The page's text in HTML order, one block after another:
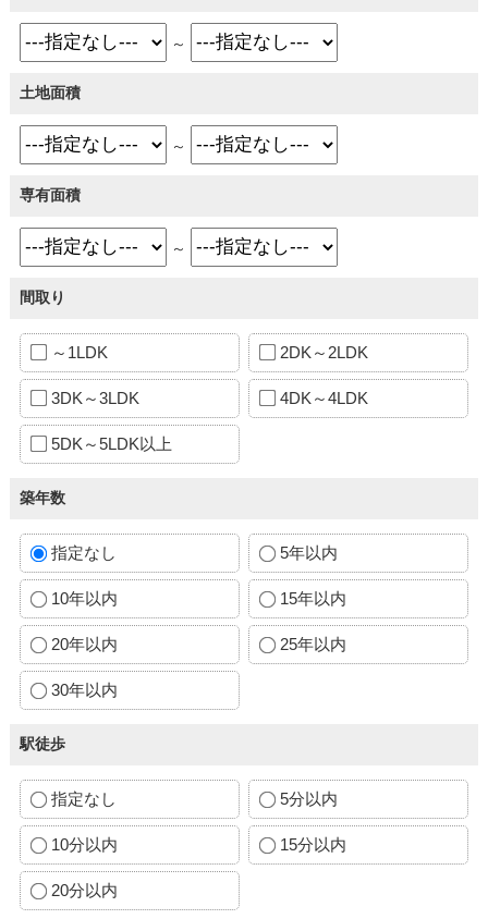
～
土地面積
～
専有面積
～
間取り
～1LDK 2DK～2LDK
3DK～3LDK 4DK～4LDK
5DK～5LDK以上
築年数
指定なし 5年以内
10年以内 15年以内
20年以内 25年以内
30年以内
駅徒歩
指定なし 5分以内
10分以内 15分以内
20分以内